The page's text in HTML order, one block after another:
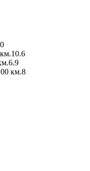
10.6
6.9
км.8